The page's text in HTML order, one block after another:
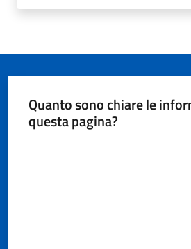
Tutti
Seguici
Quanto sono chiare le
questa pagina?